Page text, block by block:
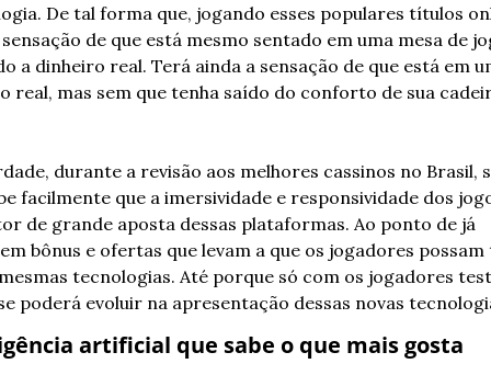
De tal forma que, jogando esses populares títulos
de que está mesmo sentado em uma mesa de
a dinheiro real. Terá ainda a sensação de que está em
real, mas sem que tenha saído do conforto de sua
durante a revisão aos melhores cassinos no Brasil,
facilmente que a imersividade e responsividade dos
de grande aposta dessas plataformas. Ao ponto de já
bônus e ofertas que levam a que os jogadores
tecnologias. Até porque só com os jogadores
poderá evoluir na apresentação dessas novas
artificial que sabe o que mais gosta